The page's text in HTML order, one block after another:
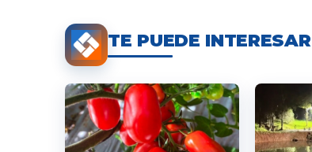
TE PUEDE INTERESAR